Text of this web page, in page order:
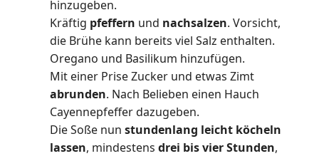
hinzugeben.
Kräftig pfeffern und nachsalzen. Vorsicht,
die Brühe kann bereits viel Salz enthalten.
Oregano und Basilikum hinzufügen.
Mit einer Prise Zucker und etwas Zimt
abrunden. Nach Belieben einen Hauch
Cayennepfeffer dazugeben.
Die Soße nun stundenlang leicht köcheln
lassen, mindestens drei bis vier Stunden,